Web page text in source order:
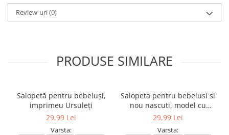
Review-uri(0)
PRODUSE SIMILARE
Salopetă pentru bebeluși,
imprimeu Ursuleți
29,99 Lei
Varsta:
Salopeta pentru bebelusi si
nou nascuti, model cu
Ursuleti
29,99 Lei
Varsta: